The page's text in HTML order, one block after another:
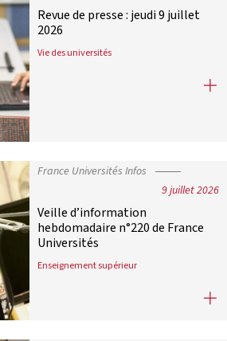
Revue de presse : jeudi 9 juillet
2026
Vie des universités
Revue de presse : jeudi 9 juillet 2026
France Universités Infos
9 juillet 2026
Veille d’information
hebdomadaire n°220 de France
Universités
Enseignement supérieur
Veille d’information